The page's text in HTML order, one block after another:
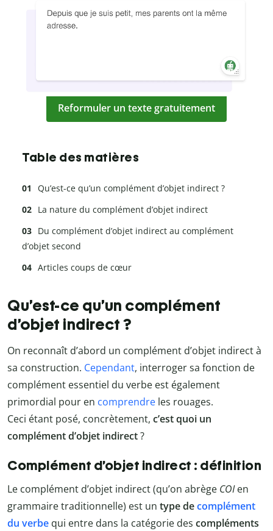
Reformuler un texte gratuitement
Table des matières
Qu’est-ce qu’un complément d’objet indirect ?
La nature du complément d’objet indirect
Du complément d’objet indirect au complément
d’objet second
Articles coups de cœur
Qu’est-ce qu’un complément
d’objet indirect ?
On reconnaît d’abord un complément d’objet indirect à
sa construction. Cependant, interroger sa fonction de
complément essentiel du verbe est également
primordial pour en comprendre les rouages.
Ceci étant posé, concrètement, c’est quoi un
complément d’objet indirect?
Complément d’objet indirect : définition
Le complément d’objet indirect (qu’on abrège COIen
grammaire traditionnelle) est un type decomplément
du verbe qui entre dans la catégorie des compléments